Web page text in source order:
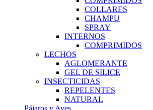
COLLARES
CHAMPU
SPRAY
INTERNOS
COMPRIMIDOS
LECHOS
AGLOMERANTE
GEL DE SILICE
INSECTICIDAS
REPELENTES
NATURAL
Pájaros y Aves